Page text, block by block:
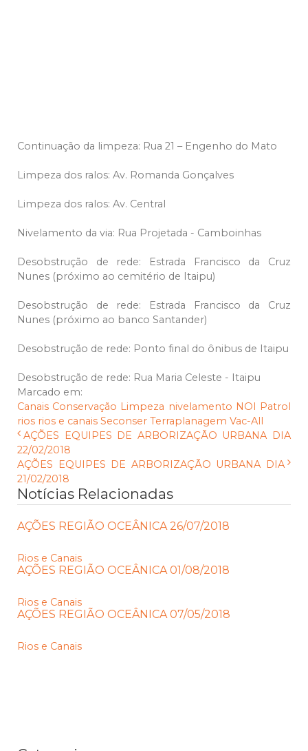
Continuação da limpeza: Rua 21 – Engenho do Mato
Limpeza dos ralos: Av. Romanda Gonçalves
Limpeza dos ralos: Av. Central
Nivelamento da via: Rua Projetada - Camboinhas
Desobstrução de rede: Estrada Francisco da Cruz
Nunes (próximo ao cemitério de Itaipu)
Desobstrução de rede: Estrada Francisco da Cruz
Nunes (próximo ao banco Santander)
Desobstrução de rede: Ponto final do ônibus de Itaipu
Desobstrução de rede: Rua Maria Celeste - Itaipu
Marcado em:
Canais Conservação Limpeza nivelamento NOI
Patrol
rios rios e canais Seconser Terraplanagem Vac-All
AÇÕES EQUIPES DE ARBORIZAÇÃO URBANA DIA
22/02/2018
AÇÕES EQUIPES DE ARBORIZAÇÃO URBANA DIA
21/02/2018
Notícias Relacionadas
AÇÕES REGIÃO OCEÂNICA 26/07/2018
Rios e Canais
AÇÕES REGIÃO OCEÂNICA 01/08/2018
Rios e Canais
AÇÕES REGIÃO OCEÂNICA 07/05/2018
Rios e Canais